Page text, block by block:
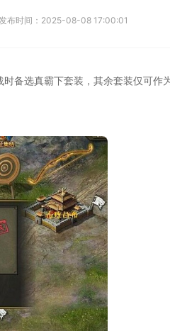
布时间： 2025-08-08 17:00:01
备选真霸下套装，其余套装仅可作